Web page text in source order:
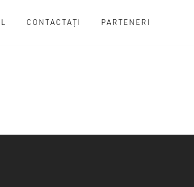
CONTACTAȚI PARTENERI
Cart